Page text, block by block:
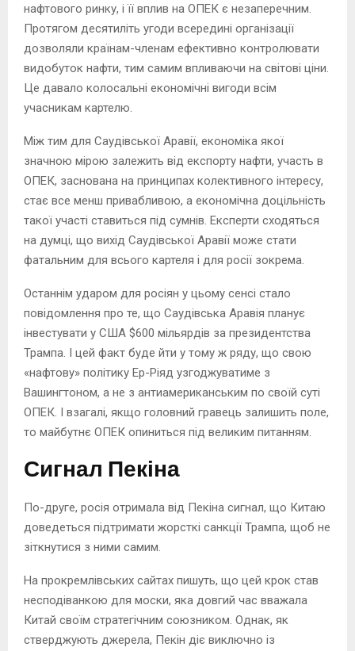
нафтового ринку, і її вплив на ОПЕК є незаперечним.
Протягом десятиліть угоди всередині організації
дозволяли країнам-членам ефективно контролювати
видобуток нафти, тим самим впливаючи на світові ціни.
Це давало колосальні економічні вигоди всім
учасникам картелю.
Між тим для Саудівської Аравії, економіка якої
значною мірою залежить від експорту нафти, участь в
ОПЕК, заснована на принципах колективного інтересу,
стає все менш привабливою, а економічна доцільність
такої участі ставиться під сумнів. Експерти сходяться
на думці, що вихід Саудівської Аравії може стати
фатальним для всього картеля і для росії зокрема.
Останнім ударом для росіян у цьому сенсі стало
повідомлення про те, що Саудівська Аравія планує
інвестувати у США $600 мільярдів за президентства
Трампа. І цей факт буде йти у тому ж ряду, що свою
«нафтову» політику Ер-Ріяд узгоджуватиме з
Вашингтоном, а не з антиамериканським по своїй суті
ОПЕК. І взагалі, якщо головний гравець залишить поле,
то майбутнє ОПЕК опиниться під великим питанням.
Сигнал Пекіна
По-друге, росія отримала від Пекіна сигнал, що Китаю
доведеться підтримати жорсткі санкції Трампа, щоб не
зіткнутися з ними самим.
На прокремлівських сайтах пишуть, що цей крок став
несподіванкою для моски, яка довгий час вважала
Китай своїм стратегічним союзником. Однак, як
стверджують джерела, Пекін діє виключно із